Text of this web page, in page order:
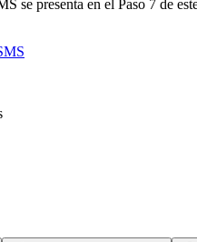
se presenta en el Paso 7 de